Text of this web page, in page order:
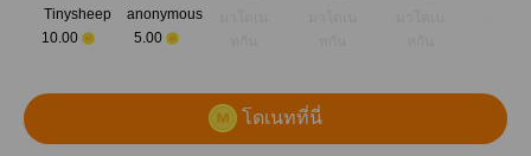
Tinysheep
10.00
anonymous
5.00
โดเนทที่นี่